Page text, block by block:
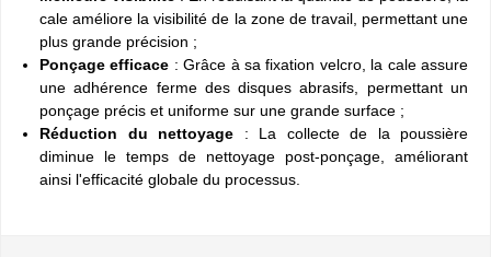
cale améliore la visibilité de la zone de travail, permettant une
plus grande précision ;
Ponçage efficace : Grâce à sa fixation velcro, la cale assure
une adhérence ferme des disques abrasifs, permettant un
ponçage précis et uniforme sur une grande surface ;
Réduction du nettoyage : La collecte de la poussière
diminue le temps de nettoyage post-ponçage, améliorant
ainsi l'efficacité globale du processus.